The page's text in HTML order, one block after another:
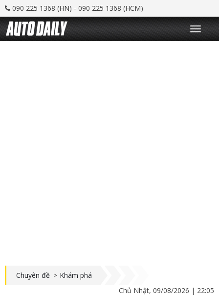
090 225 1368 (HN) - 090 225 1368 (HCM)
T
o
g
Chuyên đề > Khám phá
Chủ Nhật, 09/08/2026 | 22:05